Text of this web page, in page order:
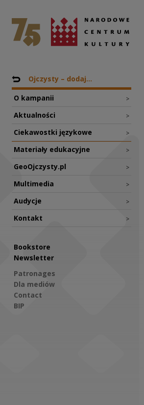
National Centre for Culture Poland
Nawigacja
Back to: Projekty
Ojczysty – dodaj...
O kampanii >
Aktualności >
Ciekawostki językowe >
Materiały edukacyjne >
GeoOjczysty.pl >
Multimedia >
Audycje >
Kontakt >
Bookstore
Newsletter
Patronages
Dla mediów
Contact
BIP